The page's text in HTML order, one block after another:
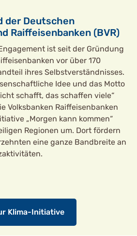
der Deutschen
Raiffeisenbanken (BVR)
ist seit der Gründung
vor über 170
ihres Selbstverständnisses.
Idee und das Motto
schafft, das schaffen viele“
Volksbanken Raiffeisenbanken
„Morgen kann kommen“
Regionen um. Dort fördern
eine ganze Bandbreite an
Klima-Initiative